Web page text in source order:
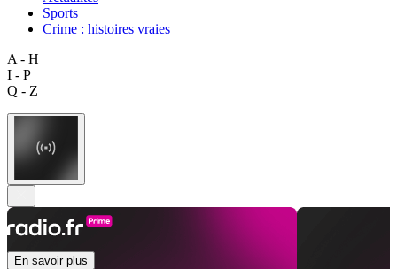
Sports
Crime : histoires vraies
A - H
I - P
Q - Z
En savoir plus